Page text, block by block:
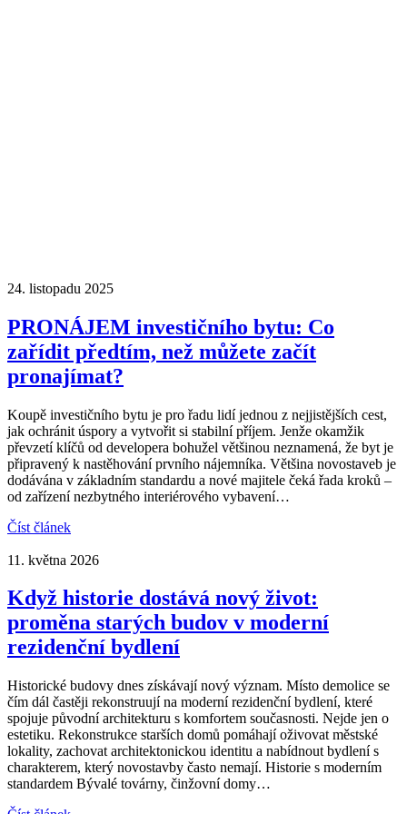
24. listopadu 2025
PRONÁJEM investičního bytu: Co
zařídit předtím, než můžete začít
pronajímat?
Koupě investičního bytu je pro řadu lidí jednou z nejjistějších cest,
jak ochránit úspory a vytvořit si stabilní příjem. Jenže okamžik
převzetí klíčů od developera bohužel většinou neznamená, že byt je
připravený k nastěhování prvního nájemníka. Většina novostaveb je
dodávána v základním standardu a nové majitele čeká řada kroků –
od zařízení nezbytného interiérového vybavení…
Číst článek
11. května 2026
Když historie dostává nový život:
proměna starých budov v moderní
rezidenční bydlení
Historické budovy dnes získávají nový význam. Místo demolice se
čím dál častěji rekonstruují na moderní rezidenční bydlení, které
spojuje původní architekturu s komfortem současnosti. Nejde jen o
estetiku. Rekonstrukce starších domů pomáhají oživovat městské
lokality, zachovat architektonickou identitu a nabídnout bydlení s
charakterem, který novostavby často nemají. Historie s moderním
standardem Bývalé továrny, činžovní domy…